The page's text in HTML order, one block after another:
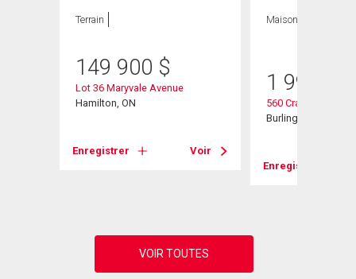
Terrain
149 900 $
Lot 36 Maryvale Avenue
Hamilton, ON
Enregistrer Voir
Maison
1 999
560 Crane Court
Burlington, ON
Enregistrer